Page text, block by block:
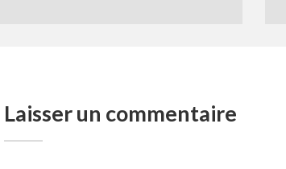
Laisser un commentaire